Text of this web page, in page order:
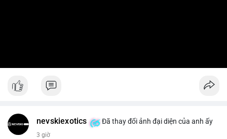
nevskiexotics Đã thay đổi ảnh đại diện của anh ấy
3 giờ